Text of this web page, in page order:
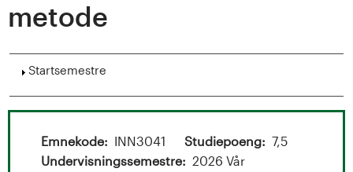
a
metode
Vis
Startsemestre
Emnekode INN3041 Studiepoeng
7,5
Undervisningssemestre
2026 Vår